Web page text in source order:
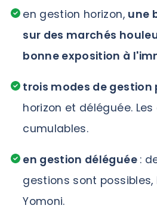
en gestion horizon, une
sur des marchés
bonne exposition à
trois modes de gestion
horizon et déléguée.
cumulables.
en gestion déléguée :
gestions sont
Yomoni.